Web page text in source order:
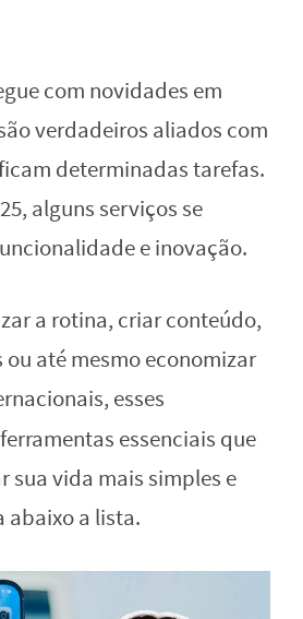
com novidades em
verdadeiros aliados com
determinadas tarefas.
alguns serviços se
e inovação.
a rotina, criar conteúdo,
até mesmo economizar
esses
essenciais que
sua vida mais simples e
abaixo a lista.